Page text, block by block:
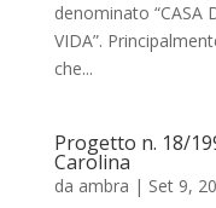
denominato “CASA
VIDA”.
che...
Progetto n. 18/
Carolina
da ambra | Set 9,